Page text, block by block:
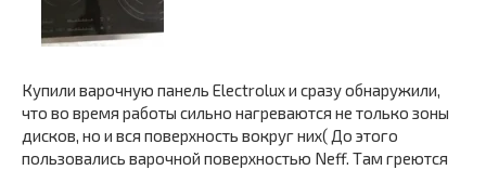
Купили варочную панель Electrolux и сразу обнаружили,
что во время работы сильно нагреваются не только зоны
дисков, но и вся поверхность вокруг них( До этого
пользовались варочной поверхностью Neff. Там греются